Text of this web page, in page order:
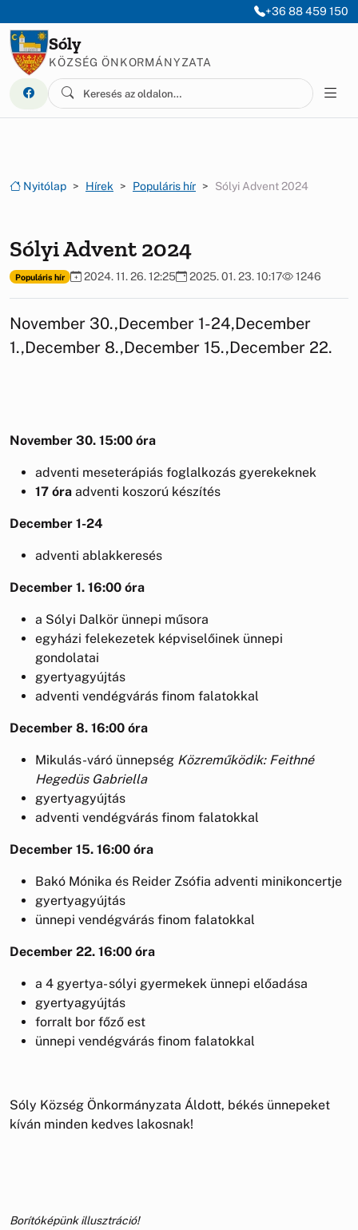
+36 88 459 150
Sóly
KÖZSÉG ÖNKORMÁNYZATA
Nyitólap Hírek Populáris hír Sólyi Advent 2024
Sólyi Advent 2024
Populáris hír 2024. 11. 26. 12:25 2025. 01. 23. 10:17 1246
November 30.,December 1-24,December
1.,December 8.,December 15.,December 22.
November 30. 15:00 óra
adventi meseterápiás foglalkozás gyerekeknek
17 óra adventi koszorú készítés
December 1-24
adventi ablakkeresés
December 1. 16:00 óra
a Sólyi Dalkör ünnepi műsora
egyházi felekezetek képviselőinek ünnepi
gondolatai
gyertyagyújtás
adventi vendégvárás finom falatokkal
December 8. 16:00 óra
Mikulás-váró ünnepség Közreműködik: Feithné
Hegedüs Gabriella
gyertyagyújtás
adventi vendégvárás finom falatokkal
December 15. 16:00 óra
Bakó Mónika és Reider Zsófia adventi minikoncertje
gyertyagyújtás
ünnepi vendégvárás finom falatokkal
December 22. 16:00 óra
a 4 gyertya- sólyi gyermekek ünnepi előadása
gyertyagyújtás
forralt bor főző est
ünnepi vendégvárás finom falatokkal
Sóly Község Önkormányzata Áldott, békés ünnepeket
kíván minden kedves lakosnak!
Borítóképünk illusztráció!